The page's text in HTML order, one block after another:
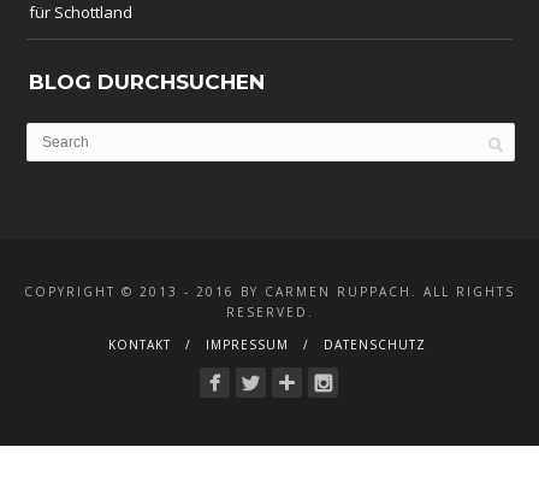
für Schottland
BLOG DURCHSUCHEN
COPYRIGHT © 2013 - 2016 BY CARMEN RUPPACH. ALL RIGHTS
RESERVED.
KONTAKT
IMPRESSUM DATENSCHUTZ